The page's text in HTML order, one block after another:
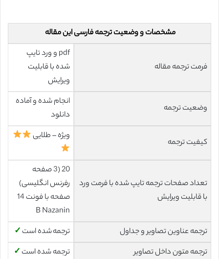
مشخصات و وضعیت ترجمه فارسی این مقاله
فرمت ترجمه مقاله
pdf و ورد تایپ
شده با قابلیت
ویرایش
وضعیت ترجمه
انجام شده و آماده
دانلود
کیفیت ترجمه
ویژه – طلایی
تعداد صفحات ترجمه تایپ شده با فرمت ورد
با قابلیت ویرایش
20 (3 صفحه
رفرنس انگلیسی)
صفحه با فونت 14
B Nazanin
ترجمه عناوین تصاویر و جداول
ترجمه شده است ✓
ترجمه متون داخل تصاویر
ترجمه شده است ✓